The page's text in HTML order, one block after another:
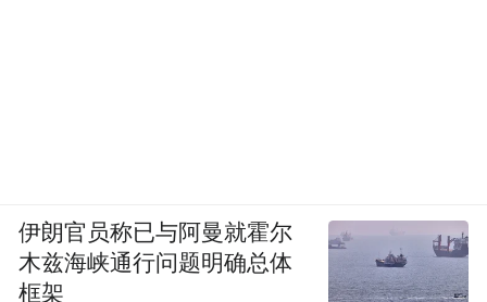
伊朗官员称已与阿曼就霍尔
木兹海峡通行问题明确总体
框架